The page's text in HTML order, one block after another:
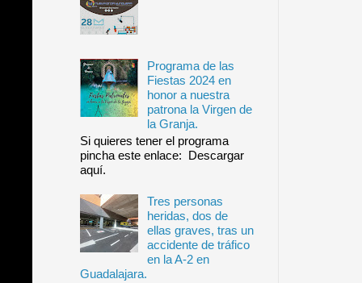
Programa de las
Fiestas 2024 en
honor a nuestra
patrona la Virgen de
la Granja.
Si quieres tener el programa
pincha este enlace: Descargar
aquí.
Tres personas
heridas, dos de
ellas graves, tras un
accidente de tráfico
en la A-2 en
Guadalajara.